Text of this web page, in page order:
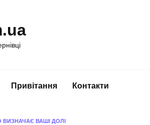
Привітання Контакти
ВАШІ ДОЛІ